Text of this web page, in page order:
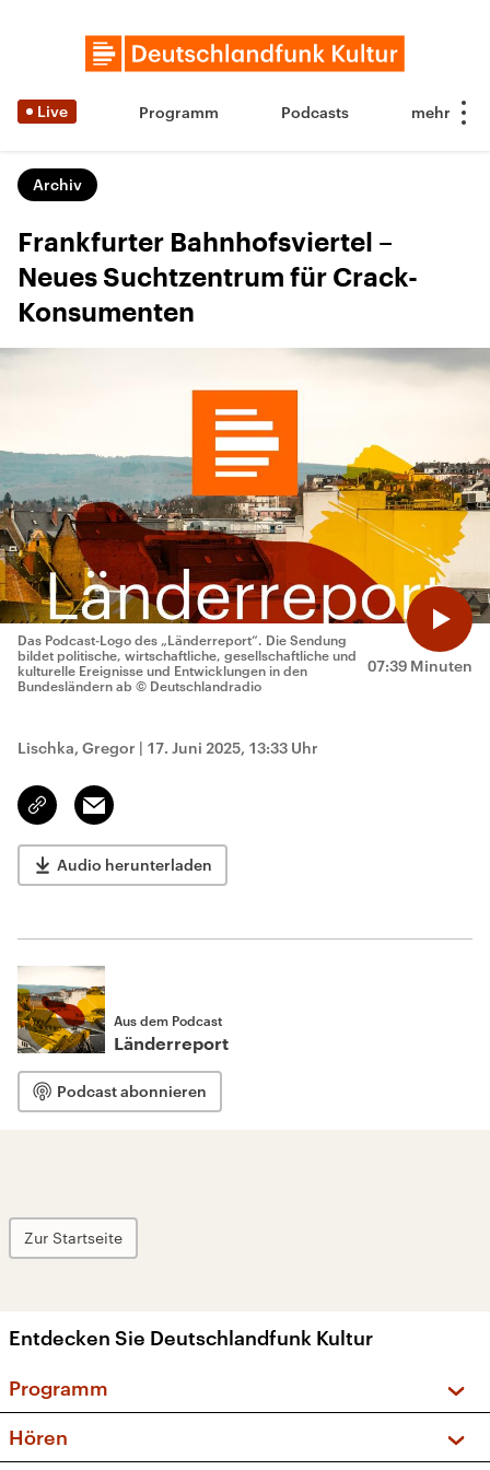
Live Programm Podcasts
Archiv
Frankfurter Bahnhofsviertel –
Neues Suchtzentrum für Crack-
Konsumenten
07:39 Minuten
Das Podcast-Logo des „Länderreport“. Die Sendung
bildet politische, wirtschaftliche, gesellschaftliche und
kulturelle Ereignisse und Entwicklungen in den
Bundesländern ab © Deutschlandradio
Lischka, Gregor | 17. Juni 2025, 13:33 Uhr
Link
kopieren/teilen
Email
Audio herunterladen
Aus dem Podcast
Länderreport
Podcast abonnieren
Zur Startseite
Entdecken Sie Deutschlandfunk Kultur
Programm
Sendungen und Podcasts
Hören